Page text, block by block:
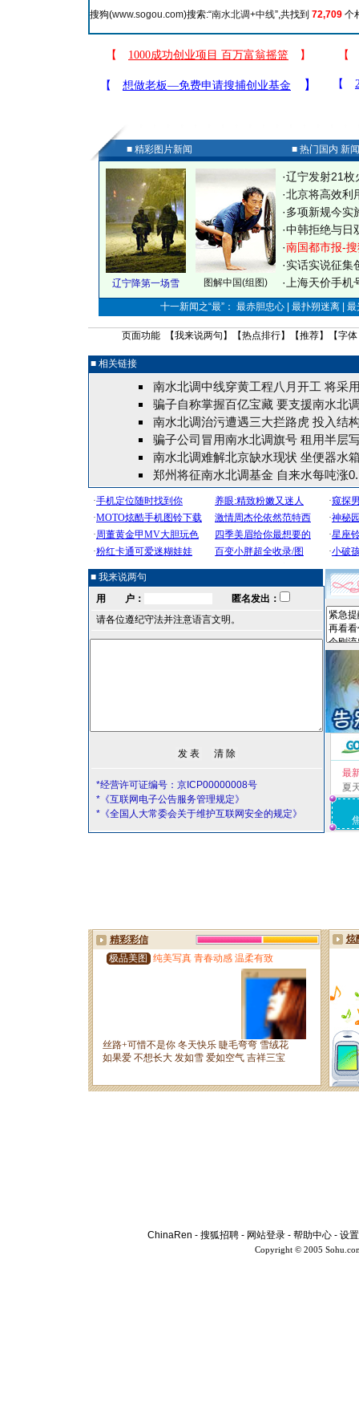
搜狗(www.sogou.com)搜索:“南水北调+中线”,共找到 72,709 个
■ 精彩图片新闻 ■ 热门国内 新
辽宁降第一场雪 图解中国(组图)
·辽宁发射21枚
·北京将高效利
·多项新规今实
·中韩拒绝与日
·南国都市报-
·实话实说征集
· 上海天价手
十一新闻之“最”： 最赤胆忠心 | 最扑朔迷离 |
页面功能 【我来说两句 】【热点排行】【推荐】【字体
■ 相关链接
南水北调中线穿黄工程八月开工 将采
骗子自称掌握百亿宝藏 要支援南水北
南水北调治污遭遇三大拦路虎 投入结
骗子公司冒用南水北调旗号 租用半层
南水北调难解北京缺水现状 坐便器水
郑州将征南水北调基金 自来水每吨涨
■ 我来说两句
用 户：
匿名发出：
请各位遵纪守法并注意语言文明。
*经营许可证编号：京ICP00000008号
*《互联网电子公告服务管理规定》
*《全国人大常委会关于维护互联网安全的规定》
最
夏
ChinaRen - 搜狐招聘 - 网站登录 - 帮助中心 - 设
Copyright © 2005